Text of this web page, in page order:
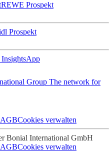
REWE Prospekt
Prospekt
App
Group The network for
AGBCookies verwalten
Bonial International GmbH
AGBCookies verwalten